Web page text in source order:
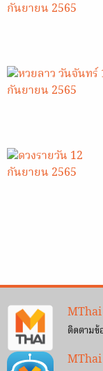
ติดตามข้